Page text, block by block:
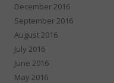
December 2016
September 2016
August 2016
July 2016
June 2016
May 2016